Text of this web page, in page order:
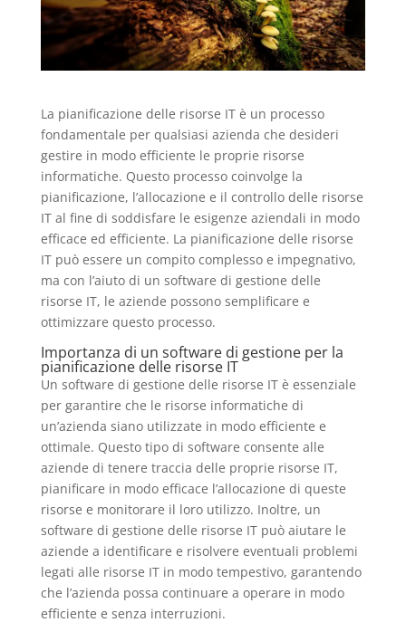
La pianificazione delle risorse IT è un processo
fondamentale per qualsiasi azienda che desideri
gestire in modo efficiente le proprie risorse
informatiche. Questo processo coinvolge la
pianificazione, l’allocazione e il controllo delle risorse
IT al fine di soddisfare le esigenze aziendali in modo
efficace ed efficiente. La pianificazione delle risorse
IT può essere un compito complesso e impegnativo,
ma con l’aiuto di un software di gestione delle
risorse IT, le aziende possono semplificare e
ottimizzare questo processo.
Importanza di un software di gestione per la
pianificazione delle risorse IT
Un software di gestione delle risorse IT è essenziale
per garantire che le risorse informatiche di
un’azienda siano utilizzate in modo efficiente e
ottimale. Questo tipo di software consente alle
aziende di tenere traccia delle proprie risorse IT,
pianificare in modo efficace l’allocazione di queste
risorse e monitorare il loro utilizzo. Inoltre, un
software di gestione delle risorse IT può aiutare le
aziende a identificare e risolvere eventuali problemi
legati alle risorse IT in modo tempestivo, garantendo
che l’azienda possa continuare a operare in modo
efficiente e senza interruzioni.